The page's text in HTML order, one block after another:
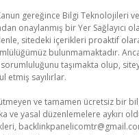
gereğince Bilgi Teknolojileri
onaylanmış bir Yer Sağlayıcı
sitedeki içerikleri proaktif
bulunmamaktadır.
taşımakta olup,
etmiş sayılırlar.
ve tamamen ücretsiz bir
ve yasal düzenlemelere aykırı